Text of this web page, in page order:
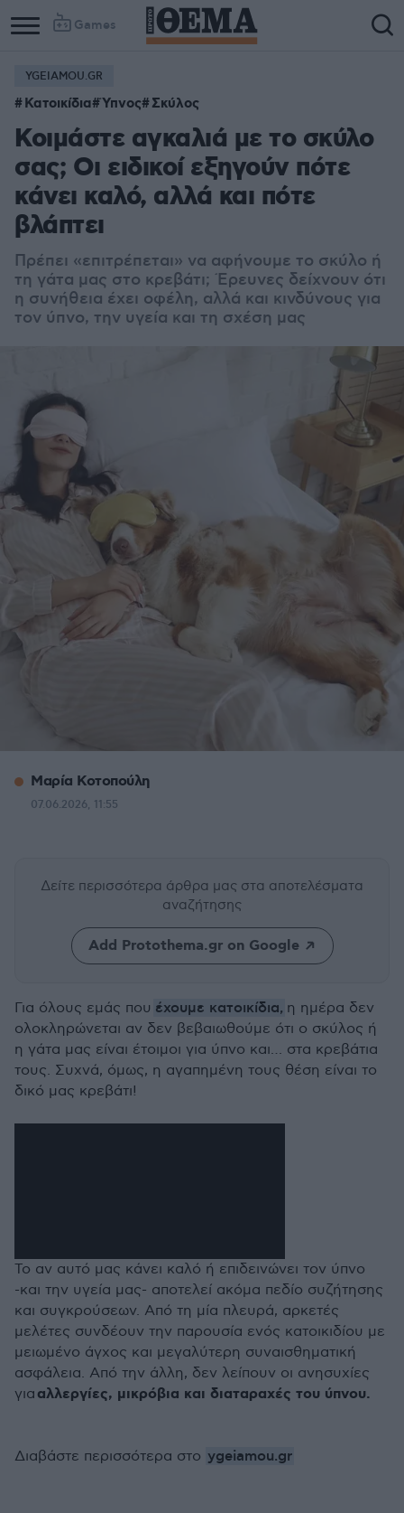
Games
YGEIAMOU.GR
Κατοικίδια Ύπνος Σκύλος
Κοιμάστε αγκαλιά με το σκύλο
σας; Οι ειδικοί εξηγούν πότε
κάνει καλό, αλλά και πότε
βλάπτει
Πρέπει «επιτρέπεται» να αφήνουμε το σκύλο ή
τη γάτα μας στο κρεβάτι; Έρευνες δείχνουν ότι
η συνήθεια έχει οφέλη, αλλά και κινδύνους για
τον ύπνο, την υγεία και τη σχέση μας
Μαρία Κοτοπούλη
07.06.2026, 11:55
Δείτε περισσότερα άρθρα μας στα αποτελέσματα
αναζήτησης
Add Protothema.gr on Google
Για όλους εμάς που έχουμε κατοικίδια, η ημέρα δεν
ολοκληρώνεται αν δεν βεβαιωθούμε ότι ο σκύλος ή
η γάτα μας είναι έτοιμοι για ύπνο και… στα κρεβάτια
τους. Συχνά, όμως, η αγαπημένη τους θέση είναι το
δικό μας κρεβάτι!
Το αν αυτό μας κάνει καλό ή επιδεινώνει τον ύπνο
-και την υγεία μας- αποτελεί ακόμα πεδίο συζήτησης
και συγκρούσεων. Από τη μία πλευρά, αρκετές
μελέτες συνδέουν την παρουσία ενός κατοικιδίου με
μειωμένο άγχος και μεγαλύτερη συναισθηματική
ασφάλεια. Από την άλλη, δεν λείπουν οι ανησυχίες
για αλλεργίες, μικρόβια και διαταραχές του ύπνου.
Διαβάστε περισσότερα στο ygeiamou.gr